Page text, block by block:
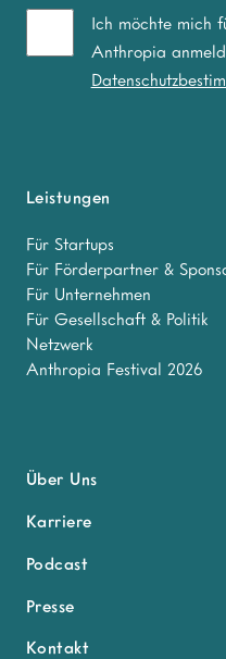
Ich möchte mich
Anthropia
Leistungen
Für Startups
Für Förderpartner &
Für Unternehmen
Für Gesellschaft & Politik
Netzwerk
Anthropia Festival 2026
Über Uns
Karriere
Podcast
Presse
Kontakt